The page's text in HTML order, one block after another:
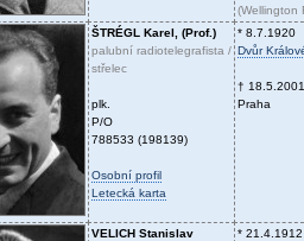
(Wellington
ŠTRÉGL Karel, (Prof.)
palubní radiotelegrafista /
střelec
plk.
P/O
788533 (198139)
Osobní profil
Letecká karta
* 8.7.1920
Dvůr
† 18.5.2001
Praha
VELICH Stanislav
* 21.4.1912